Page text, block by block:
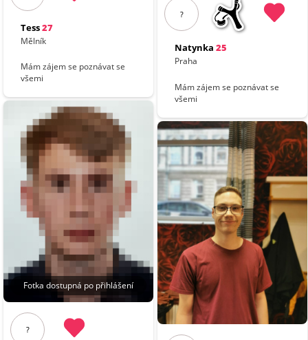
Tess27
Mělník
Mám zájem se poznávat se
všemi
Fotka dostupná po přihlášení
?
?
Natynka 25
Praha
Mám zájem se poznávat se
všemi